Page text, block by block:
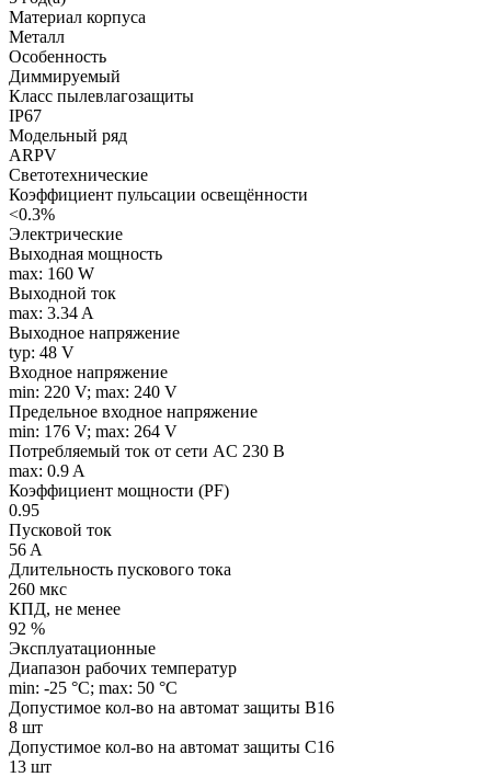
Материал корпуса
Металл
Особенность
Диммируемый
Класс пылевлагозащиты
IP67
Модельный ряд
ARPV
Светотехнические
Коэффициент пульсации освещённости
<0.3%
Электрические
Выходная мощность
max: 160 W
Выходной ток
max: 3.34 A
Выходное напряжение
typ: 48 V
Входное напряжение
min: 220 V; max: 240 V
Предельное входное напряжение
min: 176 V; max: 264 V
Потребляемый ток от сети AC 230 В
max: 0.9 A
Коэффициент мощности (PF)
0.95
Пусковой ток
56 A
Длительность пускового тока
260 мкс
КПД, не менее
92 %
Эксплуатационные
Диапазон рабочих температур
min: -25 °C; max: 50 °C
Допустимое кол-во на автомат защиты B16
8 шт
Допустимое кол-во на автомат защиты C16
13 шт